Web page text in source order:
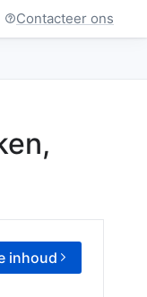
Contacteer ons
,
inhoud